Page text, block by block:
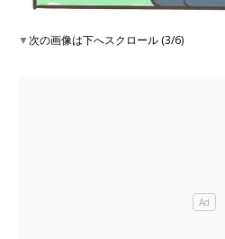
▼次の画像は下へスクロール (3/6)